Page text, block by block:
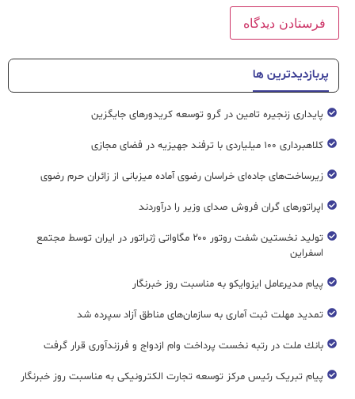
پربازدیدترین ها
پایداری زنجیره تامین در گرو توسعه کریدورهای جایگزین
کلاهبرداری ۱۰۰ میلیاردی با ترفند جهیزیه در فضای مجازی
زیرساخت‌های جاده‌ای خراسان رضوی آماده میزبانی از زائران حرم رضوی
اپراتورهای گران فروش صدای وزیر را درآوردند
تولید نخستین شفت روتور ۲۰۰ مگاواتی ژنراتور در ایران توسط مجتمع
اسفراین
پیام مدیرعامل ایزوایکو به مناسبت روز خبرنگار
تمدید مهلت ثبت آماری به سازمان‌های مناطق آزاد سپرده شد
بانك ملت در رتبه نخست پرداخت وام ازدواج و فرزندآوری قرار گرفت
پیام تبریک رئیس مرکز توسعه تجارت الکترونیکی به مناسبت روز خبرنگار